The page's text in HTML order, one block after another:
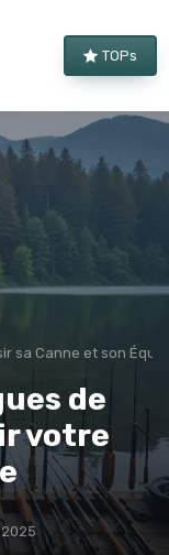
TOPs
sa Canne et son
de
votre